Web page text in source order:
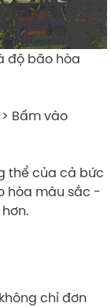
độ bão hòa
Bấm vào
thể của cả bức
hòa màu sắc -
chỉ đơn